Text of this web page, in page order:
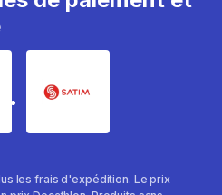
les frais d'expédition. Le prix